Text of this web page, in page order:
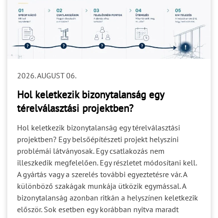
2026. AUGUST 06.
Hol keletkezik bizonytalanság egy
térelválasztási projektben?
Hol keletkezik bizonytalanság egy térelválasztási
projektben? Egy belsőépítészeti projekt helyszíni
problémái látványosak. Egy csatlakozás nem
illeszkedik megfelelően. Egy részletet módosítani kell.
A gyártás vagy a szerelés további egyeztetésre vár. A
különböző szakágak munkája ütközik egymással. A
bizonytalanság azonban ritkán a helyszínen keletkezik
először. Sok esetben egy korábban nyitva maradt